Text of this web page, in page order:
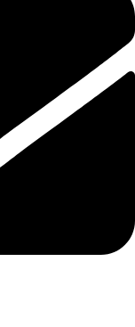
Volvo
Volvo
Volvo
Volvo